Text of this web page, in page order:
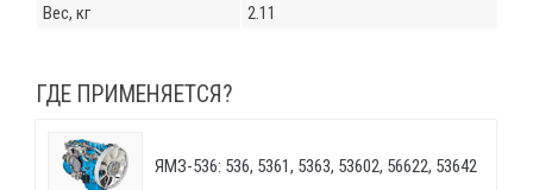
Вес, кг
2.11
ГДЕ ПРИМЕНЯЕТСЯ?
ЯМЗ-536: 536, 5361, 5363, 53602, 56622, 53642